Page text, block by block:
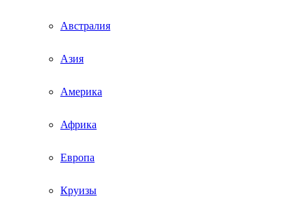
Австралия
Азия
Америка
Африка
Европа
Круизы